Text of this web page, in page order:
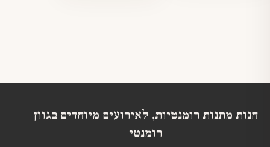
חנות מתנות רומנטיות, לאירועים מיוחדים בגוון
רומנטי